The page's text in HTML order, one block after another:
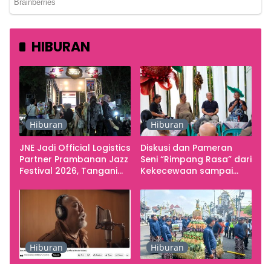
HIBURAN
Hiburan
JNE Jadi Official Logistics
Partner Prambanan Jazz
Festival 2026, Tangani
Kebutuhan Konser
Hiburan
Diskusi dan Pameran
Seni “Rimpang Rasa” dari
Kekecewaan sampai
Yogyakarta sebagai
Pusat Pergerakan Seni
Rupa Indonesia
Hiburan Hiburan